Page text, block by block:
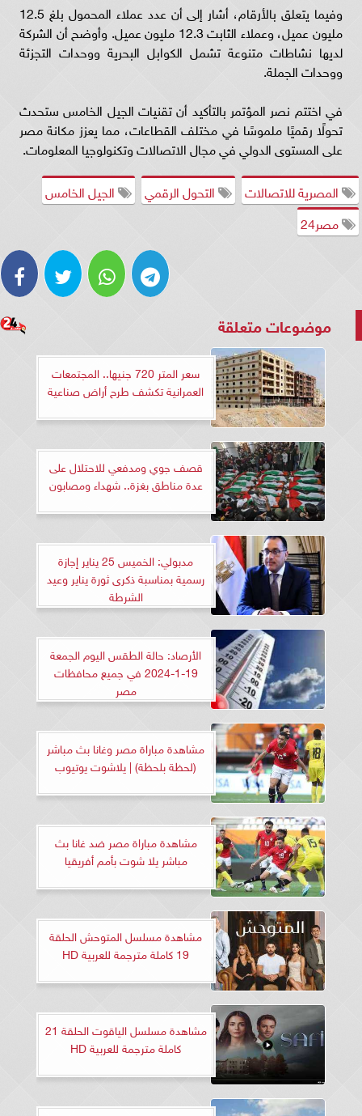
وفيما يتعلق بالأرقام، أشار إلى أن عدد عملاء المحمول بلغ 12.5
مليون عميل، وعملاء الثابت 12.3 مليون عميل. وأوضح أن الشركة
لديها نشاطات متنوعة تشمل الكوابل البحرية ووحدات التجزئة
ووحدات الجملة.
في اختتم نصر المؤتمر بالتأكيد أن تقنيات الجيل الخامس ستحدث
تحولًا رقميًا ملموسًا في مختلف القطاعات، مما يعزز مكانة مصر
على المستوى الدولي في مجال الاتصالات وتكنولوجيا المعلومات.
المصرية للاتصالات
التحول الرقمي
الجيل الخامس
مصر24
موضوعات متعلقة
سعر المتر 720 جنيها.. المجتمعات
العمرانية تكشف طرح أراض صناعية
قصف جوي ومدفعي للاحتلال على
عدة مناطق بغزة.. شهداء ومصابون
مدبولي: الخميس 25 يناير إجازة
رسمية بمناسبة ذكرى ثورة يناير وعيد
الشرطة
الأرصاد: حالة الطقس اليوم الجمعة
19-1-2024 في جميع محافظات
مصر
مشاهدة مباراة مصر وغانا بث مباشر
(لحظة بلحظة) | يلاشوت يوتيوب
مشاهدة مباراة مصر ضد غانا بث
مباشر يلا شوت بأمم أفريقيا
مشاهدة مسلسل المتوحش الحلقة
19 كاملة مترجمة للعربية HD
مشاهدة مسلسل الياقوت الحلقة 21
كاملة مترجمة للعربية HD